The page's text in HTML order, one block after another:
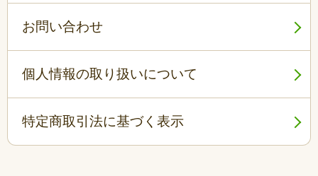
お問い合わせ
個人情報の取り扱いについて
特定商取引法に基づく表示